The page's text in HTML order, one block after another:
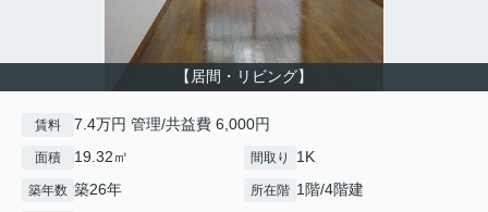
【居間・リビング】
賃料 7.4万円 管理/共益費 6,000円
面積 19.32㎡ 間取り 1K
築年数 築26年 所在階 1階/4階建